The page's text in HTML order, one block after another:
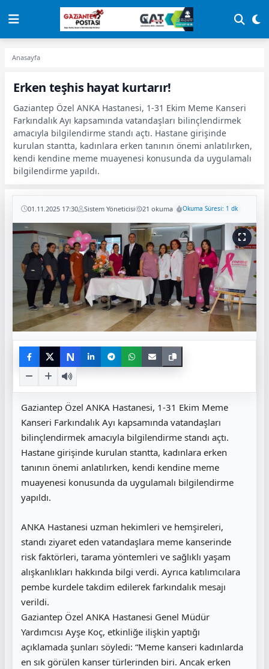
Anasayfa
Erken teşhis hayat kurtarır!
Gaziantep Özel ANKA Hastanesi, 1-31 Ekim Meme Kanseri
Farkındalık Ayı kapsamında vatandaşları bilinçlendirmek
amacıyla bilgilendirme standı açtı. Hastane girişinde
kurulan stantta, kadınlara erken tanının önemi anlatılırken,
kendi kendine meme muayenesi konusunda da uygulamalı
bilgilendirme yapıldı.
01.11.2025 17:30 Sistem Yöneticisi 21 okuma Okuma Süresi: 1 dk
N
Gaziantep Özel ANKA Hastanesi, 1-31 Ekim Meme
Kanseri Farkındalık Ayı kapsamında vatandaşları
bilinçlendirmek amacıyla bilgilendirme standı açtı.
Hastane girişinde kurulan stantta, kadınlara erken
tanının önemi anlatılırken, kendi kendine meme
muayenesi konusunda da uygulamalı bilgilendirme
yapıldı.
ANKA Hastanesi uzman hekimleri ve hemşireleri,
standı ziyaret eden vatandaşlara meme kanserinde
risk faktörleri, tarama yöntemleri ve sağlıklı yaşam
alışkanlıkları hakkında bilgi verdi. Ayrıca katılımcılara
pembe kurdele takdim edilerek farkındalık mesajı
verildi.
Gaziantep Özel ANKA Hastanesi Genel Müdür
Yardımcısı Ayşe Koç, etkinliğe ilişkin yaptığı
açıklamada şunları söyledi: “Meme kanseri kadınlarda
en sık görülen kanser türlerinden biri. Ancak erken